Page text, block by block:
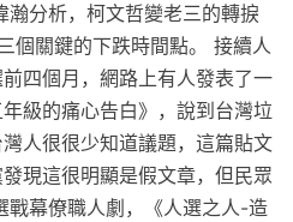
分析，柯文哲變老三的轉捩
個關鍵的下跌時間點。 接續人
四個月，網路上有人發表了一
級的痛心告白》，說到台灣垃
人很很少知道議題，這篇貼文
現這很明顯是假文章，但民眾
戰幕僚職人劇，《人選之人-造